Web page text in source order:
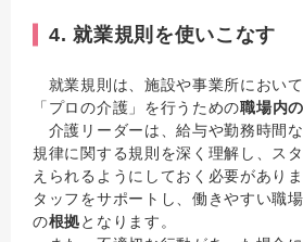
4. 就業規則を使いこなす
就業規則は、施設や事業所におい
「プロの介護」を行うための職場内
介護リーダーは、給与や勤務時間
規律に関する規則を深く理解し、ス
えられるようにしておく必要があり
タッフをサポートし、働きやすい職
の根拠となります。